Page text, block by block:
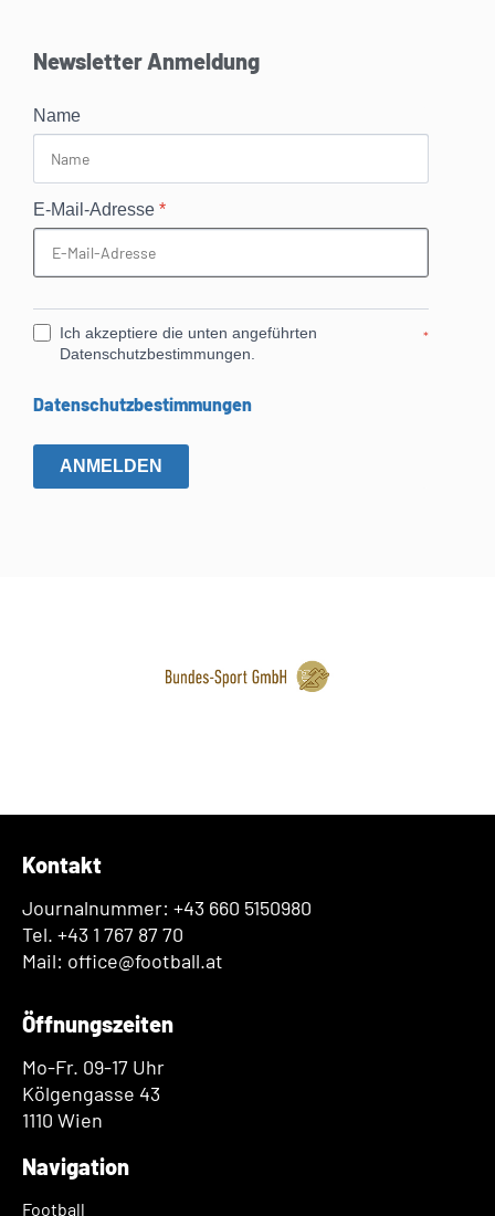
Newsletter Anmeldung
Name
E-Mail-Adresse *
Ich akzeptiere die unten angeführten
Datenschutzbestimmungen.
*
Datenschutzbestimmungen
ANMELDEN
Kontakt
Journalnummer: +43 660 5150980
Tel. +43 1 767 87 70
Mail: office@football.at
Öffnungszeiten
Mo-Fr. 09-17 Uhr
Kölgengasse 43
1110 Wien
Navigation
Football